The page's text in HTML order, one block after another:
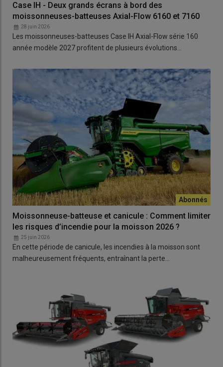
Case IH - Deux grands écrans à bord des
moissonneuses-batteuses Axial-Flow 6160 et 7160
28 juin 2026
Les moissonneuses-batteuses Case IH Axial-Flow série 160
année modèle 2027 profitent de plusieurs évolutions…
Moissonneuse-batteuse et canicule : Comment limiter
les risques d’incendie pour la moisson 2026 ?
25 juin 2026
En cette période de canicule, les incendies à la moisson sont
malheureusement fréquents, entraînant la perte…